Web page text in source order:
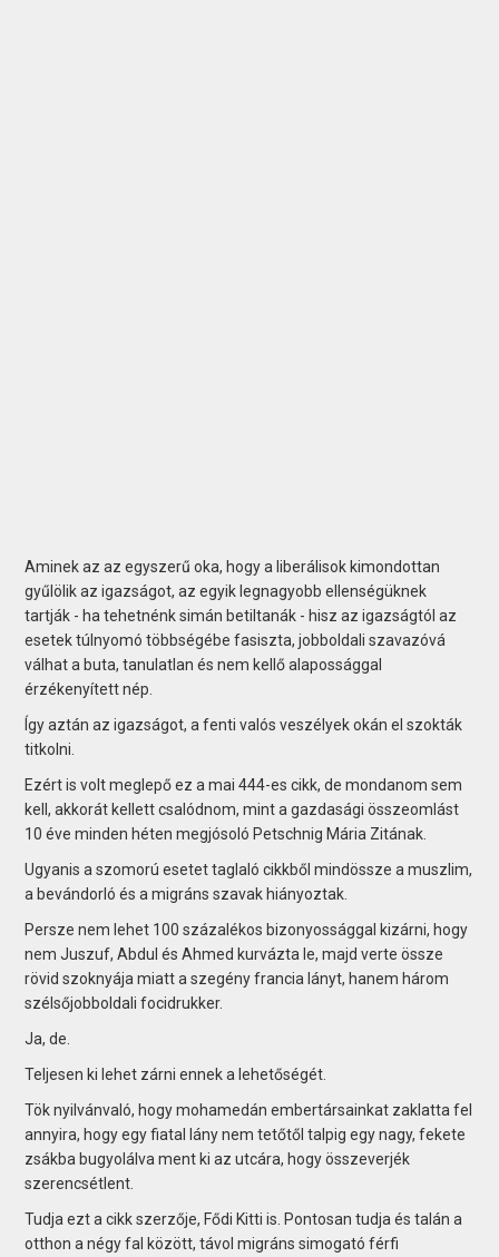
Aminek az az egyszerű oka, hogy a liberálisok kimondottan
gyűlölik az igazságot, az egyik legnagyobb ellenségüknek
tartják - ha tehetnénk simán betiltanák - hisz az igazságtól az
esetek túlnyomó többségébe fasiszta, jobboldali szavazóvá
válhat a buta, tanulatlan és nem kellő alapossággal
érzékenyített nép.
Így aztán az igazságot, a fenti valós veszélyek okán el szokták
titkolni.
Ezért is volt meglepő ez a mai 444-es cikk, de mondanom sem
kell, akkorát kellett csalódnom, mint a gazdasági összeomlást
10 éve minden héten megjósoló Petschnig Mária Zitának.
Ugyanis a szomorú esetet taglaló cikkből mindössze a muszlim,
a bevándorló és a migráns szavak hiányoztak.
Persze nem lehet 100 százalékos bizonyossággal kizárni, hogy
nem Juszuf, Abdul és Ahmed kurvázta le, majd verte össze
rövid szoknyája miatt a szegény francia lányt, hanem három
szélsőjobboldali focidrukker.
Ja, de.
Teljesen ki lehet zárni ennek a lehetőségét.
Tök nyilvánvaló, hogy mohamedán embertársainkat zaklatta fel
annyira, hogy egy fiatal lány nem tetőtől talpig egy nagy, fekete
zsákba bugyolálva ment ki az utcára, hogy összeverjék
szerencsétlent.
Tudja ezt a cikk szerzője, Fődi Kitti is. Pontosan tudja és talán a
otthon a négy fal között, távol migráns simogató férfi